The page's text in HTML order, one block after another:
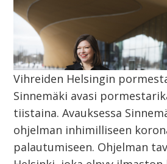
Vihreiden Helsingin
Sinnemäki avasi
tiistaina. Avauksessa
ohjelman inhimilliseen
palautumiseen. Ohjelman